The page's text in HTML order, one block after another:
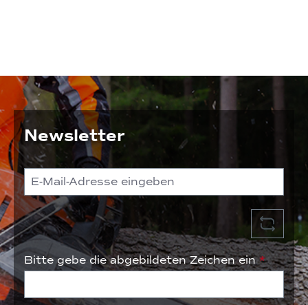
Newsletter
Bitte gebe die abgebildeten Zeichen ein*